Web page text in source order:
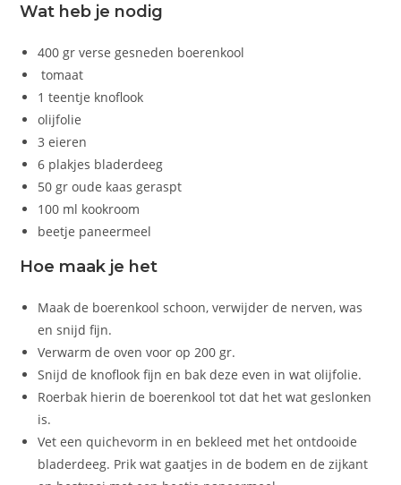
Wat heb je nodig
400 gr verse gesneden boerenkool
tomaat
1 teentje knoflook
olijfolie
3 eieren
6 plakjes bladerdeeg
50 gr oude kaas geraspt
100 ml kookroom
beetje paneermeel
Hoe maak je het
Maak de boerenkool schoon, verwijder de nerven, was
en snijd fijn.
Verwarm de oven voor op 200 gr.
Snijd de knoflook fijn en bak deze even in wat olijfolie.
Roerbak hierin de boerenkool tot dat het wat geslonken
is.
Vet een quichevorm in en bekleed met het ontdooide
bladerdeeg. Prik wat gaatjes in de bodem en de zijkant